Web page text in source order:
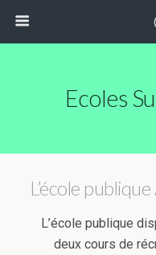
Ecoles
L’école
L’école publique
deux cours de